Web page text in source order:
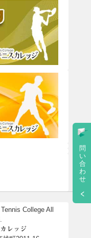
問
い
合
わ
せ
College All
レッジ